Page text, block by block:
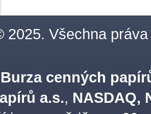
2025. Všechna práva
Burza cenných
a.s., NASDAQ,